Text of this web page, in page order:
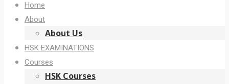
Home
About
About Us
HSK EXAMINATIONS
Courses
HSK Courses